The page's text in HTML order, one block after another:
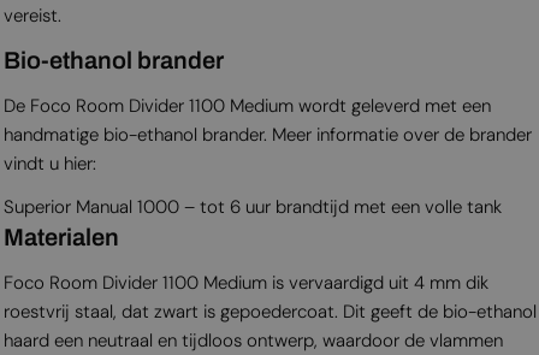
vereist.
Bio-ethanol brander
De Foco Room Divider 1100 Medium wordt geleverd met een
handmatige bio-ethanol brander. Meer informatie over de brander
vindt u hier:
Superior Manual 1000 – tot 6 uur brandtijd met een volle tank
Materialen
Foco Room Divider 1100 Medium is vervaardigd uit 4 mm dik
roestvrij staal, dat zwart is gepoedercoat. Dit geeft de bio-ethanol
haard een neutraal en tijdloos ontwerp, waardoor de vlammen